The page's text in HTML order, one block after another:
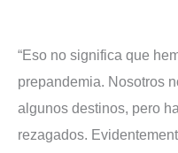
“Eso no significa que
prepandemia. Nosotros
algunos destinos, pero
rezagados.